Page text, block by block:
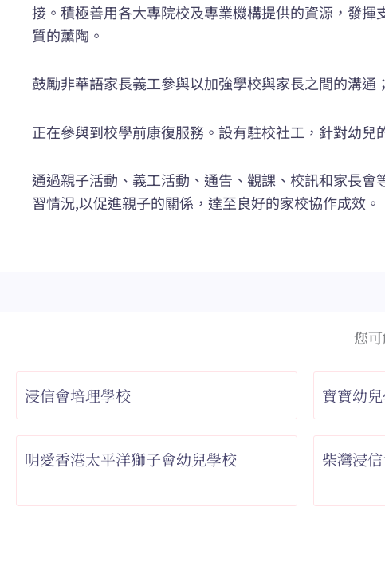
接。積極善用各大專院校及專業機構提供的資源，發
質的薰陶。
鼓勵非華語家長義工參與以加強學校與家長之間的溝通
正在參與到校學前康復服務。設有駐校社工，針對幼
通過親子活動、義工活動、通告、觀課、校訊和家長
習情況,以促進親子的關係，達至良好的家校協作成效。
您
浸信會培理學校 寶寶幼
明愛香港太平洋獅子會幼兒學校 柴灣浸